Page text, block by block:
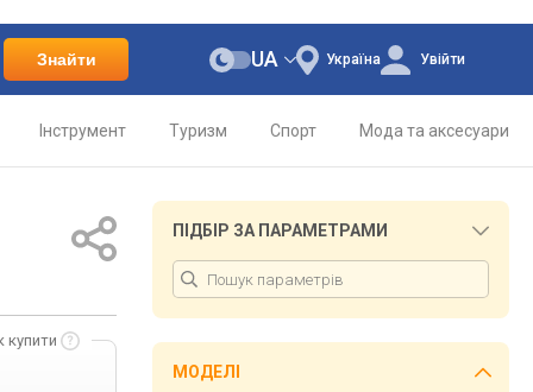
Знайти Україна
UA Увійти
Інструмент Туризм Спорт Мода та аксесуари
купити
ПІДБІР ЗА ПАРАМЕТРАМИ
МОДЕЛІ